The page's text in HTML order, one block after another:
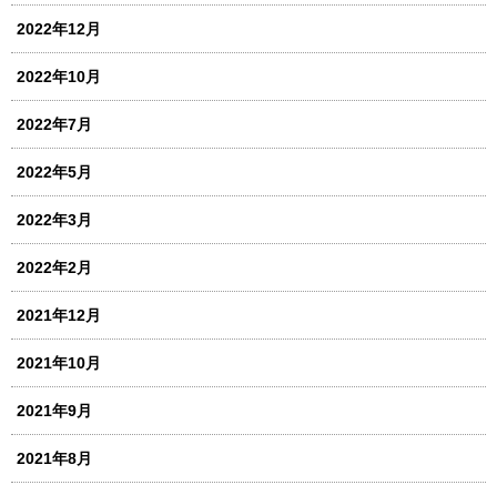
2022年12月
2022年10月
2022年7月
2022年5月
2022年3月
2022年2月
2021年12月
2021年10月
2021年9月
2021年8月